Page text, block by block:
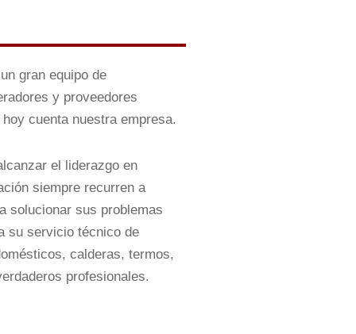
gran equipo de
y proveedores
cuenta nuestra empresa.
el liderazgo en
siempre recurren a
solucionar sus problemas
su servicio técnico de
calderas, termos,
profesionales.